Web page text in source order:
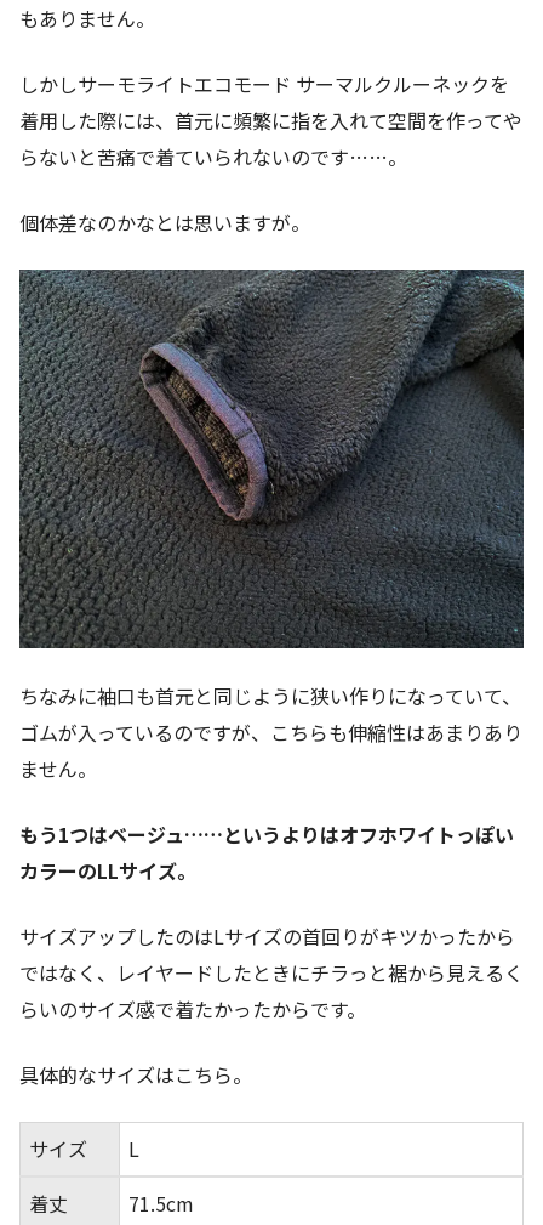
もありません。
しかしサーモライトエコモード サーマルクルーネックを
着用した際には、首元に頻繁に指を入れて空間を作ってや
らないと苦痛で着ていられないのです……。
個体差なのかなとは思いますが。
ちなみに袖口も首元と同じように狭い作りになっていて、
ゴムが入っているのですが、こちらも伸縮性はあまりあり
ません。
もう1つはベージュ……というよりはオフホワイトっぽい
カラーのLLサイズ。
サイズアップしたのはLサイズの首回りがキツかったから
ではなく、レイヤードしたときにチラっと裾から見えるく
らいのサイズ感で着たかったからです。
具体的なサイズはこちら。
サイズ
L
着丈
71.5cm